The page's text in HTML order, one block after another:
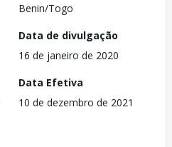
Benin/Togo
Data de divulgação
16 de janeiro de 2020
Data Efetiva
10 de dezembro de 2021